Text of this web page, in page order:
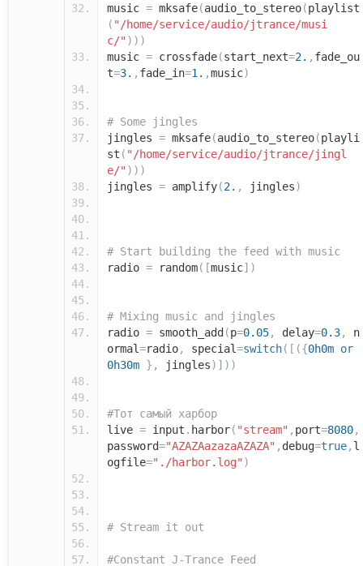
music = mksafe(audio_to_stereo(playlist
( "/home/service/audio/jtrance/musi
c/" )))
music = crossfade(start_next=2. , fade_ou
t=3. , fade_in=1. ,music)
# Some jingles
jingles = mksafe(audio_to_stereo(playli
st ( "/home/service/audio/jtrance/jingl
e/" )))
jingles = amplify(2. , jingles)
# Start building the feed with music
radio = random([music])
# Mixing music and jingles
radio = smooth_add (p=0.05, delay=0.3,
n
ormal=radio, special=switch([({0h0m or
0h30m }, jingles)]))
#Тот самый харбор
live = input . harbor( "stream" , port=8080,
password="AZAZAazazaAZAZA" , debug=true, l
ogfile="./harbor.log" )
# Stream it out
#Constant J-Trance Feed